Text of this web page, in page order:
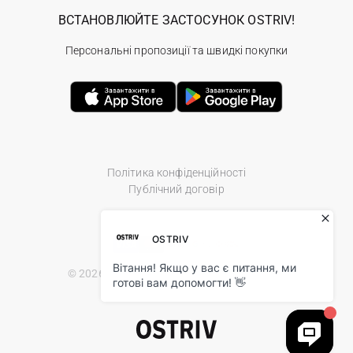
Політика конфіденційності
Публічний договір
© 2026 Ostriv.ua Store. All Rights Reserved.
ВСТАНОВЛЮЙТЕ ЗАСТОСУНОК OSTRIV!
Персональні пропозиції та швидкі покупки